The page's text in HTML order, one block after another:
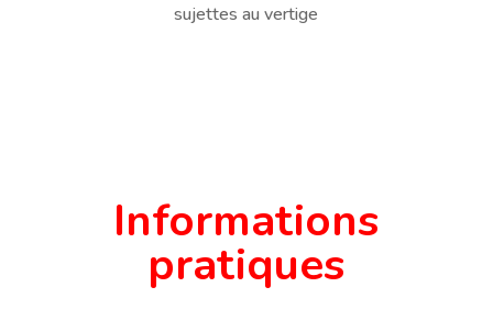
sujettes au vertige
Informations
pratiques